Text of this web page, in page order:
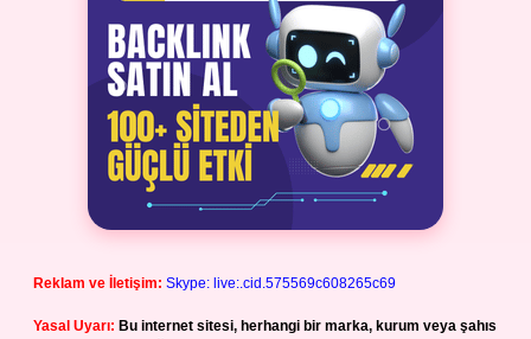
Reklam ve İletişim: Skype: live:.cid.575569c608265c69
Yasal Uyarı: Bu internet sitesi, herhangi bir marka, kurum veya şahıs